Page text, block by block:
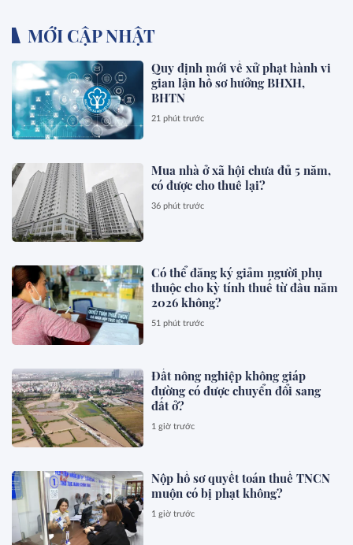
MỚI CẬP NHẬT
Quy định mới về xử phạt hành vi
gian lận hồ sơ hưởng BHXH,
BHTN
21 phút trước
Mua nhà ở xã hội chưa đủ 5 năm,
có được cho thuê lại?
36 phút trước
Có thể đăng ký giảm người phụ
thuộc cho kỳ tính thuế từ đầu năm
2026 không?
51 phút trước
Đất nông nghiệp không giáp
đường có được chuyển đổi sang
đất ở?
1 giờ trước
Nộp hồ sơ quyết toán thuế TNCN
muộn có bị phạt không?
1 giờ trước